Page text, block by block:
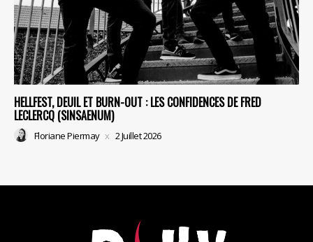
HELLFEST, DEUIL ET BURN-OUT : LES CONFIDENCES DE FRED
LECLERCQ (SINSAENUM)
Floriane Piermay 2 Juillet 2026